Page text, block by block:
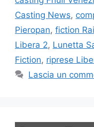
Casting News,
Pieropan, fiction
Libera 2, Lunetta
Fiction, riprese
Lascia un